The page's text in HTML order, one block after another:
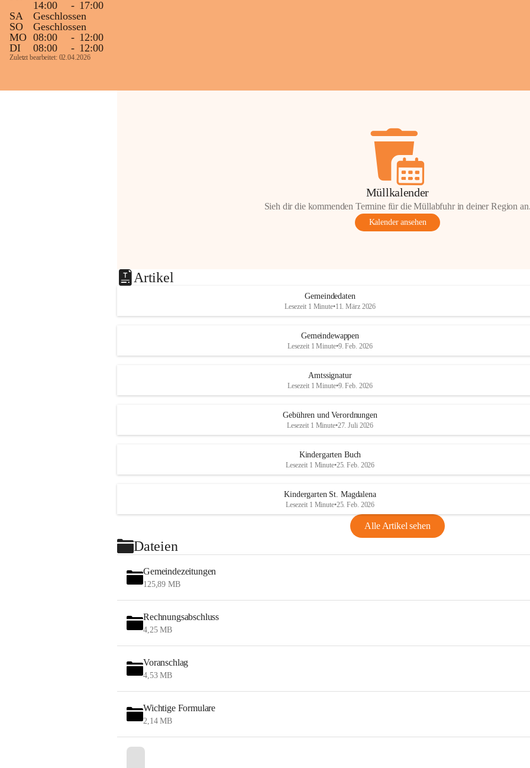
14:00
- 17:00
SA
Geschlossen
SO
Geschlossen
MO 08:00 - 12:00
DI
08:00 - 12:00
Zuletzt bearbeitet: 02.04.2026
Müllkalender
Sieh dir die kommenden Termine für die Müllabfuhr in deiner Region an.
Kalender ansehen
Artikel
Gemeindedaten
Lesezeit 1 Minute•11. März 2026
Gemeindewappen
Lesezeit 1 Minute•9. Feb. 2026
Amtssignatur
Lesezeit 1 Minute•9. Feb. 2026
Gebühren und Verordnungen
Lesezeit 1 Minute•27. Juli 2026
Kindergarten Buch
Lesezeit 1 Minute•25. Feb. 2026
Kindergarten St. Magdalena
Lesezeit 1 Minute•25. Feb. 2026
Alle Artikel sehen
Dateien
Gemeindezeitungen
125,89 MB
Rechnungsabschluss
4,25 MB
Voranschlag
4,53 MB
Wichtige Formulare
2,14 MB